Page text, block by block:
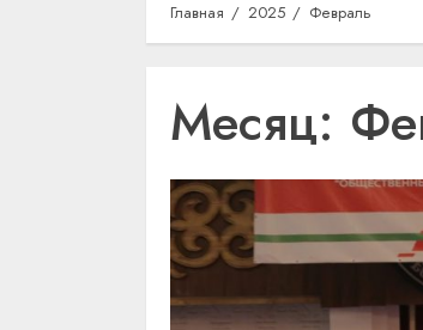
Главная 2025 Февраль
Месяц: